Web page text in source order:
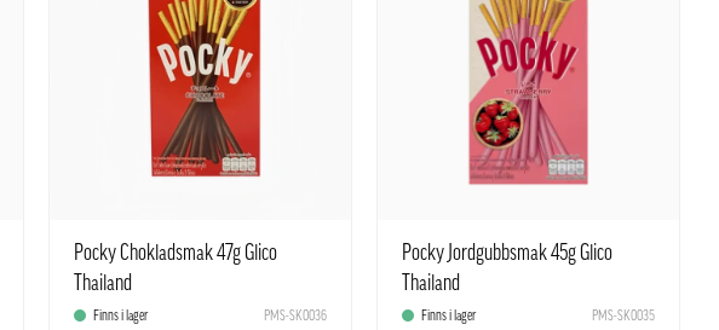
Pocky Chokladsmak 47g Glico
Thailand
Finns i lager PMS-SK0036
Pocky Jordgubbsmak 45g Glico
Thailand
Finns i lager
PMS-SK0035